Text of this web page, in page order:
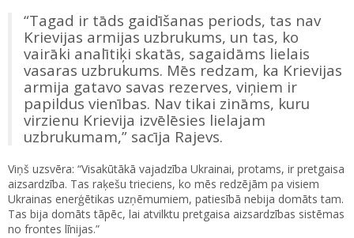
“Tagad ir tāds gaidīšanas periods, tas nav
Krievijas armijas uzbrukums, un tas, ko
vairāki analītiķi skatās, sagaidāms lielais
vasaras uzbrukums. Mēs redzam, ka Krievijas
armija gatavo savas rezerves, viņiem ir
papildus vienības. Nav tikai zināms, kuru
virzienu Krievija izvēlēsies lielajam
uzbrukumam,” sacīja Rajevs.
Viņš uzsvēra: “Visakūtākā vajadzība Ukrainai, protams, ir pretgaisa
aizsardzība. Tas raķešu trieciens, ko mēs redzējām pa visiem
Ukrainas enerģētikas uzņēmumiem, patiesībā nebija domāts tam.
Tas bija domāts tāpēc, lai atvilktu pretgaisa aizsardzības sistēmas
no frontes līnijas.”